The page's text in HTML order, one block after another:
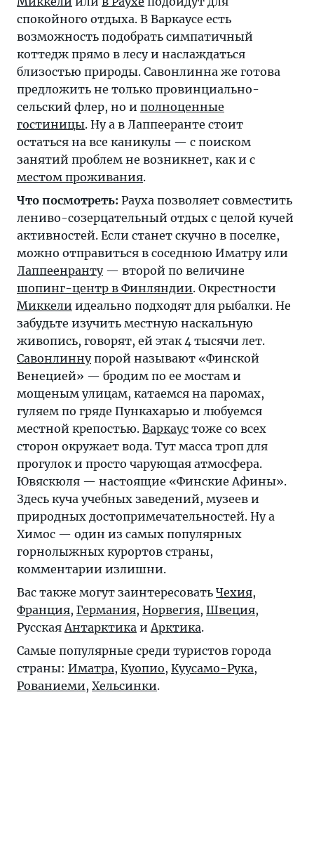
спокойного отдыха. В Варкаусе есть
возможность подобрать симпатичный
коттедж прямо в лесу и наслаждаться
близостью природы. Савонлинна же готова
предложить не только провинциально-
сельский флер, но и полноценные
гостиницы. Ну а в Лаппееранте стоит
остаться на все каникулы — с поиском
занятий проблем не возникнет, как и с
местом проживания.
Что посмотреть: Рауха позволяет совместить
лениво-созерцательный отдых с целой кучей
активностей. Если станет скучно в поселке,
можно отправиться в соседнюю Иматру или
Лаппеенранту— второй по величине
шопинг-центр в Финляндии. Окрестности
Миккели идеально подходят для рыбалки. Не
забудьте изучить местную наскальную
живопись, говорят, ей этак 4 тысячи лет.
Савонлиннупорой называют «Финской
Венецией» — бродим по ее мостам и
мощеным улицам, катаемся на паромах,
гуляем по гряде Пункахарью и любуемся
местной крепостью. Варкаус тоже со всех
сторон окружает вода. Тут масса троп для
прогулок и просто чарующая атмосфера.
Ювяскюля — настоящие «Финские Афины».
Здесь куча учебных заведений, музеев и
природных достопримечательностей. Ну а
Химос — один из самых популярных
горнолыжных курортов страны,
комментарии излишни.
Вас также могут заинтересовать Чехия,
Франция, Германия, Норвегия, Швеция,
РусскаяАнтарктика иАрктика.
Самые популярные среди туристов города
страны: Иматра, Куопио, Куусамо-Рука,
Рованиеми, Хельсинки.